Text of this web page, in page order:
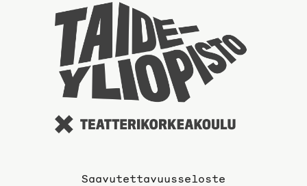
Saavutettavuusseloste